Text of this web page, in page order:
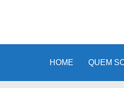
HOME QUEM